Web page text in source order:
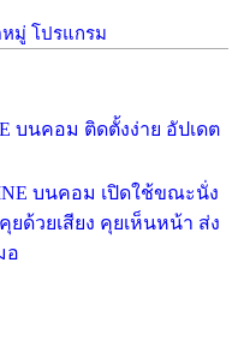
มู่ โปรแกรม
บนคอม ติดตั้งง่าย อัปเดต
บนคอม เปิดใช้ขณะนั่ง
ด้วยเสียง คุยเห็นหน้า ส่ง
อ